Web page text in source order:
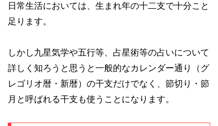
日常生活においては、生まれ年の十二支で十分こと
足ります。
しかし九星気学や五行等、占星術等の占いについて
詳しく知ろうと思うと一般的なカレンダー通り（グ
レゴリオ暦・新暦）の干支だけでなく、節切り・節
月と呼ばれる干支も使うことになります。